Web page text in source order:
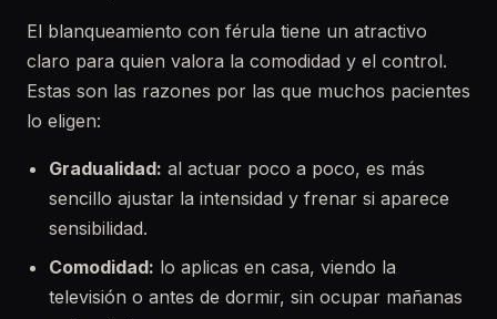
El blanqueamiento con férula tiene un atractivo
claro para quien valora la comodidad y el control.
Estas son las razones por las que muchos pacientes
lo eligen:
Gradualidad: al actuar poco a poco, es más
sencillo ajustar la intensidad y frenar si aparece
sensibilidad.
Comodidad: lo aplicas en casa, viendo la
televisión o antes de dormir, sin ocupar mañanas